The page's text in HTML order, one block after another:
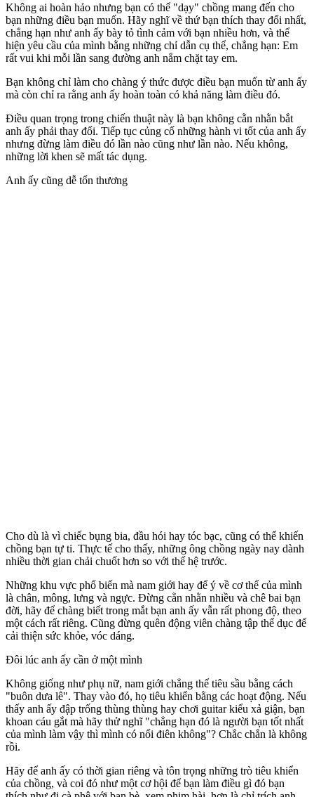
Không ai hoàn hảo nhưng bạn có thể "dạy" chồng mang đến cho
bạn những điều bạn muốn. Hãy nghĩ về thứ bạn thích thay đổi nhất,
chẳng hạn như anh ấy bày tỏ tình cảm với bạn nhiều hơn, và thể
hiện yêu cầu của mình bằng những chỉ dẫn cụ thể, chẳng hạn: Em
rất vui khi mỗi lần sang đường anh nắm chặt tay em.
Bạn không chỉ làm cho chàng ý thức được điều bạn muốn từ anh ấy
mà còn chỉ ra rằng anh ấy hoàn toàn có khả năng làm điều đó.
Điều quan trọng trong chiến thuật này là bạn không cằn nhằn bắt
anh ấy phải thay đổi. Tiếp tục củng cố những hành vi tốt của anh ấy
nhưng đừng làm điều đó lần nào cũng như lần nào. Nếu không,
những lời khen sẽ mất tác dụng.
Anh ấy cũng dễ tổn thương
Cho dù là vì chiếc bụng bia, đầu hói hay tóc bạc, cũng có thể khiến
chồng bạn tự ti. Thực tế cho thấy, những ông chồng ngày nay dành
nhiều thời gian chải chuốt hơn so với thế hệ trước.
Những khu vực phổ biến mà nam giới hay để ý về c‌ơ th‌ể của mình
là chân, mông, lưng và ngực. Đừng cằn nhằn nhiều và chê bai bạn
đời, hãy để chàng biết trong mắt bạn anh ấy vẫn rất phong độ, theo
một cách rất riêng. Cũng đừng quên động viên chàng tập thể dục để
cải thiện sức khỏe, vóc dáng.
Đôi lúc anh ấy cần ở một mình
Không giống như phụ nữ, nam giới chẳng thể tiêu sầu bằng cách
"buôn dưa lê". Thay vào đó, họ tiêu khiển bằng các hoạt động. Nếu
thấy anh ấy đập trống thùng thùng hay chơi guitar kiểu xả giận, bạn
khoan cáu gắt mà hãy thử nghĩ "chẳng hạn đó là người bạn tốt nhất
của mình làm vậy thì mình có nổi điên không"? Chắc chắn là không
rồi.
Hãy để anh ấy có thời gian riêng và tôn trọng những trò tiêu khiển
của chồng, và coi đó như một cơ hội để bạn làm điều gì đó bạn